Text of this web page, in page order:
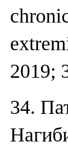
2019;
34.